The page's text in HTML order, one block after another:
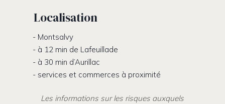
Localisation
Montsalvy
à 12 min de Lafeuillade
à 30 min d’Aurillac
services et commerces à proximité
Les informations sur les risques auxquels